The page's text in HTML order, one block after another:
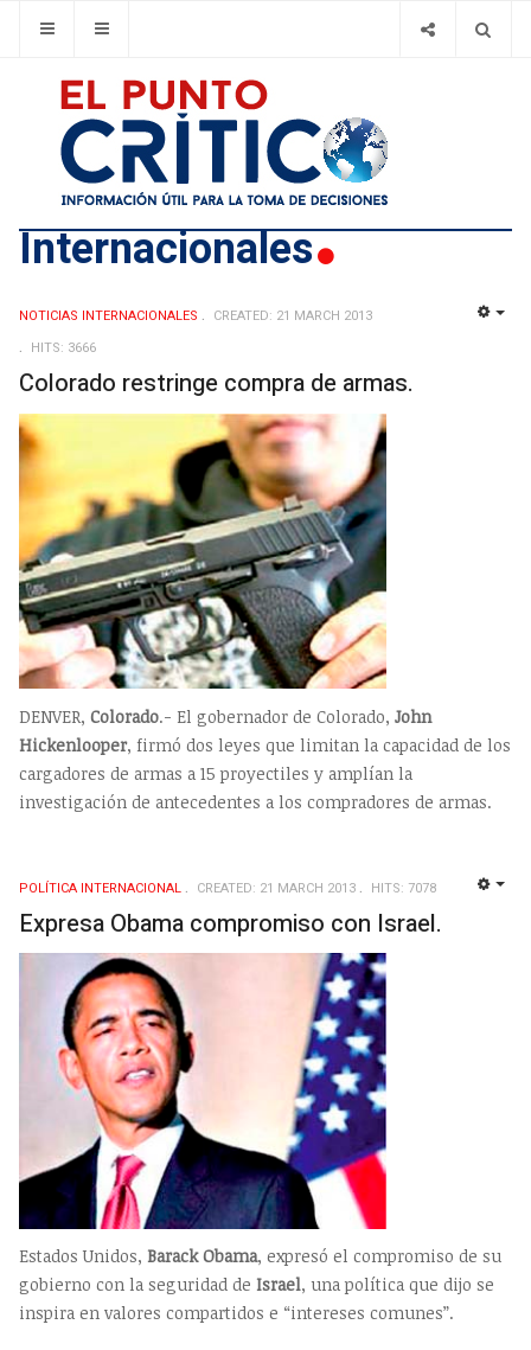
Internacionales
NOTICIAS INTERNACIONALES
CREATED: 21 MARCH 2013
HITS: 3666
Colorado restringe compra de armas.
DENVER, Colorado.- El gobernador de Colorado, John
Hickenlooper, firmó dos leyes que limitan la capacidad de los
cargadores de armas a 15 proyectiles y amplían la
investigación de antecedentes a los compradores de armas.
POLÍTICA INTERNACIONAL CREATED: 21 MARCH 2013 HITS: 7078
Expresa Obama compromiso con Israel.
Estados Unidos, Barack Obama, expresó el compromiso de su
gobierno con la seguridad de Israel, una política que dijo se
inspira en valores compartidos e “intereses comunes”.